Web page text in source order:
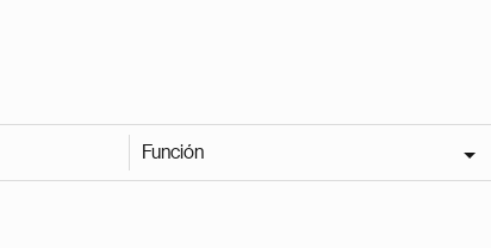
Función